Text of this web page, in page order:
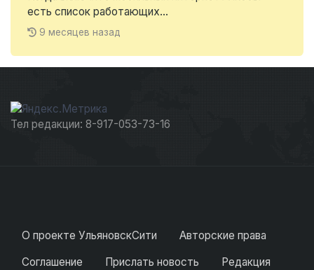
есть список работающих...
9 месяцев назад
Тел редакции: 8-917-053-73-16
О проекте УльяновскСити
Авторские права
Соглашение
Прислать новость
Редакция